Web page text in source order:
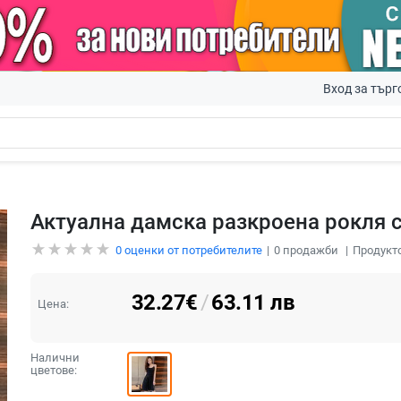
Вход за
Актуална дамска разкроена рокля
0оценки от потребителите 0продажби
Цена: 32.27€/63.11 лв
Налични
цветове: